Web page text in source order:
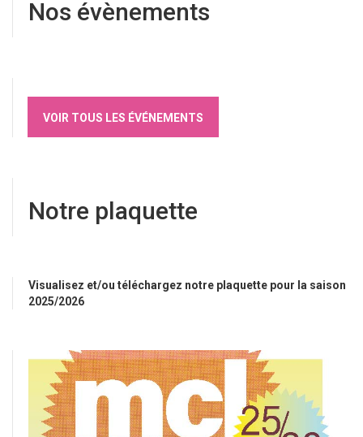
Nos évènements
VOIR TOUS LES ÉVÉNEMENTS
Notre plaquette
Visualisez et/ou téléchargez notre plaquette pour la saison
2025/2026